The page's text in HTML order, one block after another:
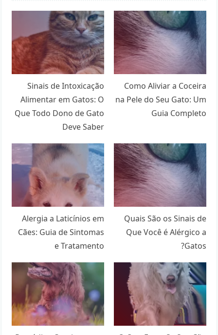
Como Aliviar a Coceira
na Pele do Seu Gato: Um
Guia Completo
Sinais de Intoxicação
Alimentar em Gatos: O
Que Todo Dono de Gato
Deve Saber
Quais São os Sinais de
Que Você é Alérgico a
Gatos?
Alergia a Laticínios em
Cães: Guia de Sintomas
e Tratamento